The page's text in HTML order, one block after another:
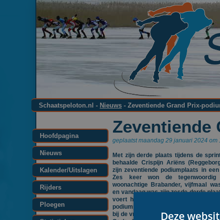
Schaatspeloton.nl - Nieuws - Zeventiende Grand Prix-
Hoofdpagina
Nieuws
Kalender/Uitslagen
Rijders
Ploegen
geplaatst maandag 29 januari 2024 om
Met zijn derde plaats tijdens de
behaalde Crispijn Ariëns
zijn zeventiende podiumplaats in
Zes keer won de tegenwoordig
woonachtige Brabander, vijfmaal
en vandaag was zijn zesde derde
voert hij bij de mannen de lijst aan
podiumplaatsen. Alleen Mariska
bij de vrouwen met achttien
Deze